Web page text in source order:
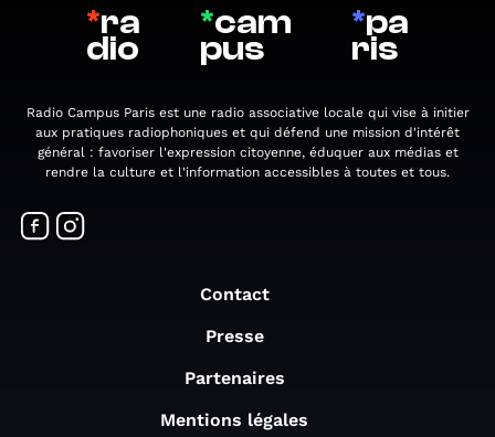
*ra
dio
*cam
pus
*pa
ris
Radio Campus Paris est une radio associative locale qui vise à initier
aux pratiques radiophoniques et qui défend une mission d'intérêt
général : favoriser l'expression citoyenne, éduquer aux médias et
rendre la culture et l'information accessibles à toutes et tous.
Contact
Presse
Partenaires
Mentions légales